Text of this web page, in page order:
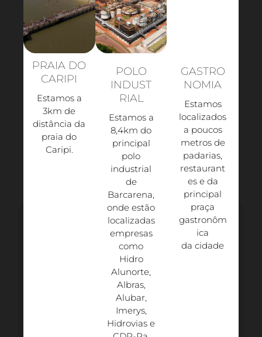
PRAIA DO
CARIPI
Estamos a
3km de
distância da
praia do
Caripi.​
POLO
INDUST
RIAL
Estamos a
8,4km do
principal
polo
industrial
de
Barcarena,
onde estão
localizadas
empresas
como
Hidro
Alunorte,
Albras,
Alubar,
Imerys,
Hidrovias e
GASTRO
NOMIA
Estamos
localizados
a poucos
metros de
padarias,
restaurant
es e da
principal
praça
gastronôm
ica
da cidade